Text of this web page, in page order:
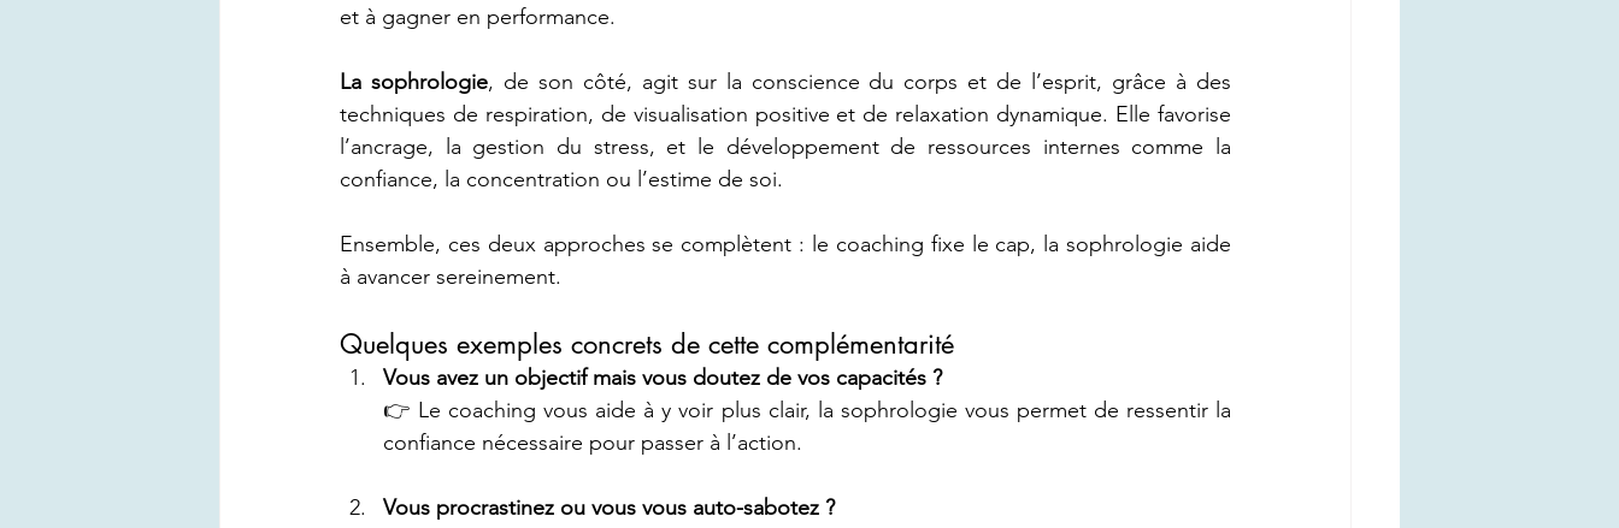
et à gagner en performance.
La sophrologie, de son côté, agit sur la conscience du corps et de l’esprit, grâce à des
techniques de respiration, de visualisation positive et de relaxation dynamique. Elle favorise
l’ancrage, la gestion du stress, et le développement de ressources internes comme la
confiance, la concentration ou l’estime de soi.
Ensemble, ces deux approches se complètent : le coaching fixe le cap, la sophrologie aide
à avancer sereinement.
Quelques exemples concrets de cette complémentarité
Vous avez un objectif mais vous doutez de vos capacités ?
👉 Le coaching vous aide à y voir plus clair, la sophrologie vous permet de ressentir la
confiance nécessaire pour passer à l’action.
Vous procrastinez ou vous vous auto-sabotez ?